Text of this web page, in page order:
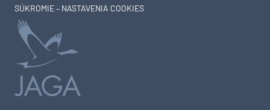
SÚKROMIE – NASTAVENIA COOKIES